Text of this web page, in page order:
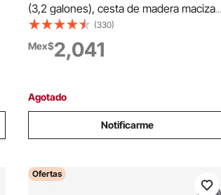
(3,2 galones), cesta de madera maciza
con 8 bloques, exprimidor manual
resistente, prensa para sidra, tintura de
manzana y uva, miel, aceite de oliva, con
(330)
Mex$2,041
Agotado
Notificarme
Ofertas